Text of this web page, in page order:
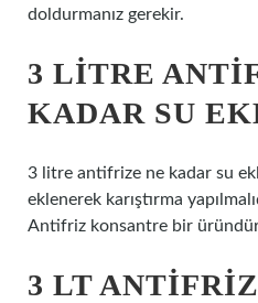
doldurmanız gerekir.
3 LITRE
KADAR SU
3 litre antifrize ne kadar su
eklenerek karıştırma
Antifriz konsantre bir
3 LT